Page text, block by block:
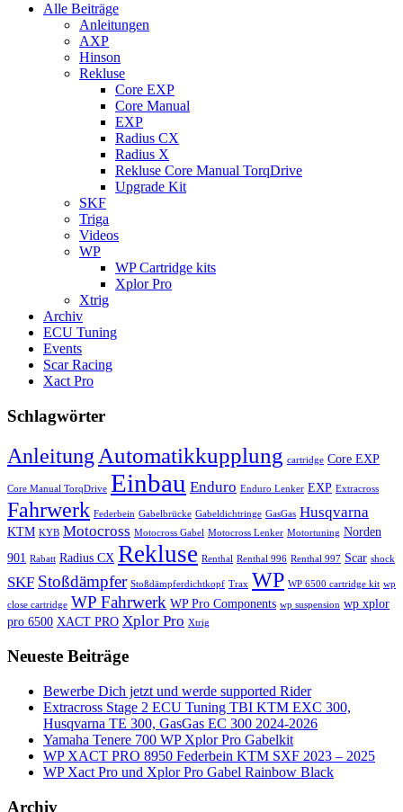
Alle Beiträge
Anleitungen
AXP
Hinson
Rekluse
Core EXP
Core Manual
EXP
Radius CX
Radius X
Rekluse Core Manual TorqDrive
Upgrade Kit
SKF
Triga
Videos
WP
WP Cartridge kits
Xplor Pro
Xtrig
Archiv
ECU Tuning
Events
Scar Racing
Xact Pro
Schlagwörter
Anleitung Automatikkupplung cartridge Core EXP
Core Manual TorqDrive Einbau Enduro Enduro Lenker EXP Extracross
Fahrwerk Federbein Gabelbrücke Gabeldichtringe GasGas Husqvarna
KTM KYB Motocross Motocross Gabel Motocross Lenker Motortuning Norden
901
Rabatt Radius CX Rekluse Renthal Renthal 996 Renthal 997 Scar shock
SKF Stoßdämpfer Stoßdämpferdichtkopf Trax WP WP 6500 cartridge kit wp
close cartridge WP Fahrwerk WP Pro Components wp suspension wp xplor
pro 6500 XACT PRO Xplor Pro Xtrig
Neueste Beiträge
Bewerbe Dich jetzt und werde supported Rider
Extracross Stage 2 ECU Tuning TBI KTM EXC 300,
Husqvarna TE 300, GasGas EC 300 2024-2026
Yamaha Tenere 700 WP Xplor Pro Gabelkit
WP XACT PRO 8950 Federbein KTM SXF 2023 – 2025
WP Xact Pro und Xplor Pro Gabel Rainbow Black
Archiv